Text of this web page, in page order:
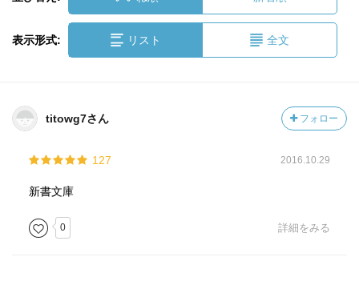
表示形式: リスト 全文
titowg7さん フォロー
127 2016.10.29
新書文庫
0 詳細をみる